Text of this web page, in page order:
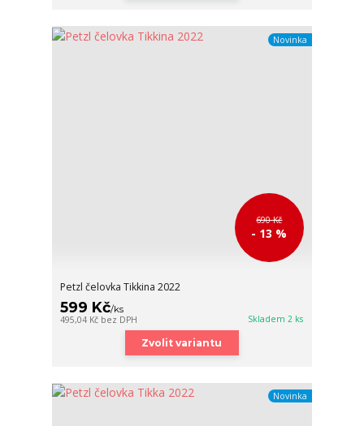
Novinka
690 Kč
- 13 %
Petzl čelovka Tikkina 2022
599 Kč/ks
495,04 Kč bez DPH Skladem 2 ks
Zvolit variantu
Novinka